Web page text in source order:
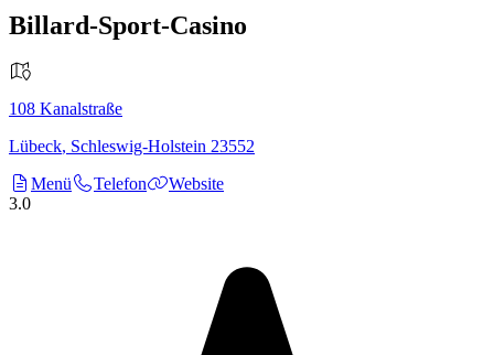
Billard-Sport-Casino
108 Kanalstraße
Lübeck, Schleswig-Holstein 23552
Menü
Telefon
Website
3.0